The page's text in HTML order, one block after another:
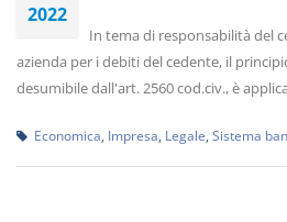
2022
In tema di responsabilità del
azienda per i debiti del cedente, il
desumibile dall'art. 2560 cod.civ., è
Economica Impresa Legale Sistema